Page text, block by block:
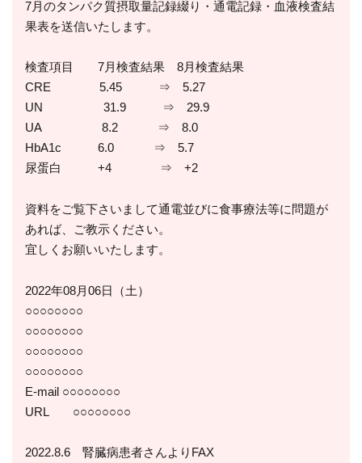
7月のタンパク質摂取量記録綴り・通電記録・血液検査結
果表を送信いたします。
検査項目 7月検査結果 8月検査結果
CRE 5.45 ⇒ 5.27
UN 31.9 ⇒ 29.9
UA 8.2 ⇒ 8.0
HbA1c 6.0 ⇒ 5.7
尿蛋白 +4 ⇒ +2
資料をご覧下さいまして通電並びに食事療法等に問題が
あれば、ご教示ください。
宜しくお願いいたします。
2022年08月06日（土）
○○○○○○○○
○○○○○○○○
○○○○○○○○
○○○○○○○○
E-mail ○○○○○○○○
URL ○○○○○○○○
2022.8.6 腎臓病患者さんよりFAX